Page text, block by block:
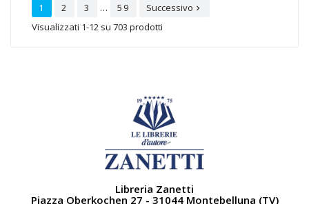
1 2 3 … 59 Successivo 
Visualizzati 1-12 su 703 prodotti
Libreria Zanetti
Piazza Oberkochen 27 - 31044 Montebelluna (TV)